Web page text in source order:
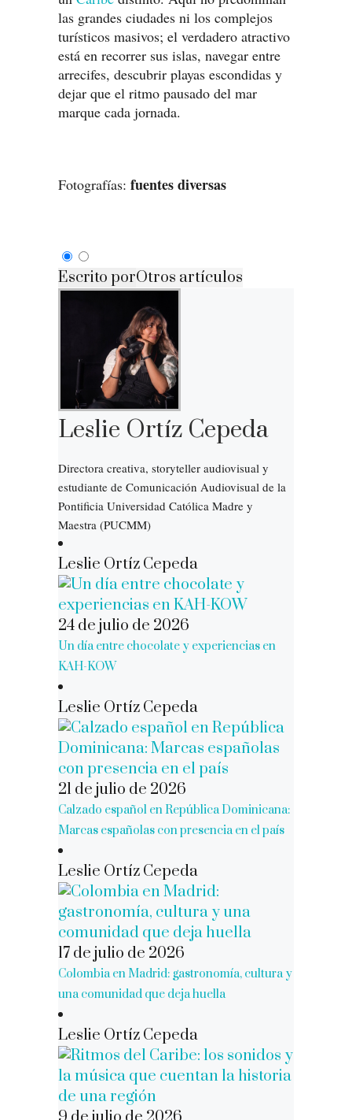
las grandes ciudades ni los complejos
turísticos masivos; el verdadero atractivo
está en recorrer sus islas, navegar entre
arrecifes, descubrir playas escondidas y
dejar que el ritmo pausado del mar
marque cada jornada.
Fotografías: fuentes diversas
Escrito porOtros artículos
Leslie Ortíz Cepeda
Directora creativa, storyteller audiovisual y
estudiante de Comunicación Audiovisual de la
Pontificia Universidad Católica Madre y
Maestra (PUCMM)
Leslie Ortíz Cepeda
24 de julio de 2026
Un día entre chocolate y experiencias en
KAH-KOW
Leslie Ortíz Cepeda
21 de julio de 2026
Calzado español en República Dominicana:
Marcas españolas con presencia en el país
Leslie Ortíz Cepeda
17 de julio de 2026
Colombia en Madrid: gastronomía, cultura y
una comunidad que deja huella
Leslie Ortíz Cepeda